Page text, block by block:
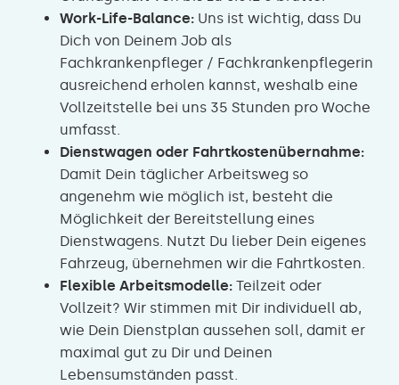
Work-Life-Balance: Uns ist wichtig, dass Du
Dich von Deinem Job als
Fachkrankenpfleger / Fachkrankenpflegerin
ausreichend erholen kannst, weshalb eine
Vollzeitstelle bei uns 35 Stunden pro Woche
umfasst.
Dienstwagen oder Fahrtkostenübernahme:
Damit Dein täglicher Arbeitsweg so
angenehm wie möglich ist, besteht die
Möglichkeit der Bereitstellung eines
Dienstwagens. Nutzt Du lieber Dein eigenes
Fahrzeug, übernehmen wir die Fahrtkosten.
Flexible Arbeitsmodelle: Teilzeit oder
Vollzeit? Wir stimmen mit Dir individuell ab,
wie Dein Dienstplan aussehen soll, damit er
maximal gut zu Dir und Deinen
Lebensumständen passt.